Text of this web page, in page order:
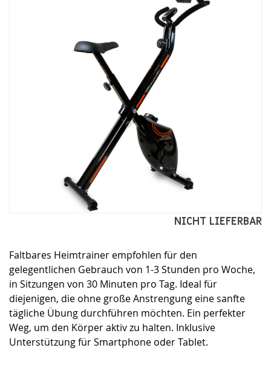
NICHT LIEFERBAR
Faltbares Heimtrainer empfohlen für den
gelegentlichen Gebrauch von 1-3 Stunden pro Woche,
in Sitzungen von 30 Minuten pro Tag. Ideal für
diejenigen, die ohne große Anstrengung eine sanfte
tägliche Übung durchführen möchten. Ein perfekter
Weg, um den Körper aktiv zu halten. Inklusive
Unterstützung für Smartphone oder Tablet.
Bildgalerie
springen